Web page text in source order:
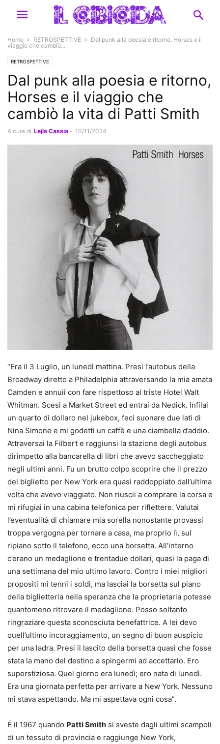
Home RETROSPETTIVE
Dal punk alla poesia e ritorno, Horses e il
viaggio che cambiò...
RETROSPETTIVE
Dal punk alla poesia e ritorno,
Horses e il viaggio che
cambiò la vita di Patti Smith
A cura di Lejla Cassia - 10/11/2024
“Era il 3 Luglio, un lunedì mattina. Presi l’autobus della
Broadway diretto a Philadelphia attraversando la mia amata
Camden e annuii con fare rispettoso al triste Hotel Walt
Whitman. Scesi a Market Street ed entrai da Nedick. Infilai
un quarto di dollaro nel jukebox, feci suonare due lati di
Nina Simone e mi godetti un caffè e una ciambella d’addio.
Attraversai la Filbert e raggiunsi la stazione degli autobus
dirimpetto alla bancarella di libri che avevo saccheggiato
negli ultimi anni. Fu un brutto colpo scoprire che il prezzo
del biglietto per New York era quasi raddoppiato dall’ultima
volta che avevo viaggiato. Non riuscii a comprare la corsa e
mi rifugiai in una cabina telefonica per riflettere. Valutai
l’eventualità di chiamare mia sorella nonostante provassi
troppa vergogna per tornare a casa, ma proprio lì, sul
ripiano sotto il telefono, ecco una borsetta. All’interno
c’erano un medaglione e trentadue dollari, quasi la paga di
una settimana del mio ultimo lavoro. Contro i miei migliori
propositi mi tenni i soldi, ma lasciai la borsetta sul piano
della biglietteria nella speranza che la proprietaria potesse
quantomeno ritrovare il medaglione. Posso soltanto
ringraziare questa sconosciuta benefattrice. A lei devo
quell’ultimo incoraggiamento, un segno di buon auspicio
per una ladra. Presi il lascito della borsetta quasi che fosse
stata la mano del destino a spingermi ad accettarlo. Ero
superstiziosa. Quel giorno era lunedì; ero nata di lunedì.
Era una giornata perfetta per arrivare a New York. Nessuno
mi stava aspettando. Ma mi aspettava ogni cosa”.
É il 1967 quando Patti Smith si sveste dagli ultimi scampoli
di un tessuto di provincia e raggiunge New York,